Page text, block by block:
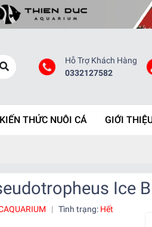
Hỗ Trợ Khách Hàng
0332127582
KIẾN THỨC NUÔI CÁ GIỚI
Ice
| Tình trạng: Hết